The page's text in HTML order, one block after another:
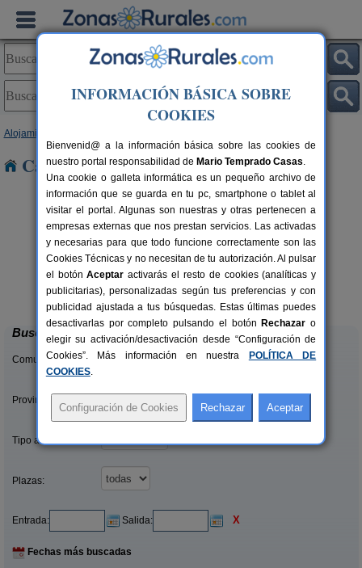
Alojamientos
Casas Rurales cerca de Aribe
18-38 pers.
desde30 €
Casa Binahia
Arraioz (Navarra)
Buscar
Comunidades:
Provincias/Islas:
Tipo alquiler:
Plazas:
Entrada: Salida: X
Fechas más buscadas
INFORMACIÓN BÁSICA SOBRE
COOKIES
Bienvenid@ a la información básica sobre las cookies de
nuestro portal responsabilidad de Mario Temprado Casas.
Una cookie o galleta informática es un pequeño archivo de
información que se guarda en tu pc, smartphone o tablet al
visitar el portal. Algunas son nuestras y otras pertenecen a
empresas externas que nos prestan servicios. Las activadas
y necesarias para que todo funcione correctamente son las
Cookies Técnicas y no necesitan de tu autorización. Al pulsar
el botónAceptar activarás el resto de cookies (analíticas y
publicitarias), personalizadas según tus preferencias y con
publicidad ajustada a tus búsquedas. Estas últimas puedes
desactivarlas por completo pulsando el botón Rechazar o
elegir su activación/desactivación desde “Configuración de
Cookies”. Más información en nuestra
POLÍTICA DE
COOKIES.